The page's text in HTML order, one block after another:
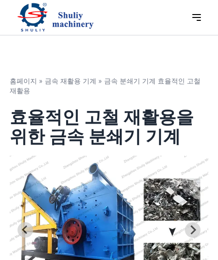
홈페이지 » 금속 재활용 기계 » 금속 분쇄기 기계 효율적인 고철
재활용
효율적인 고철 재활용을
위한 금속 분쇄기 기계